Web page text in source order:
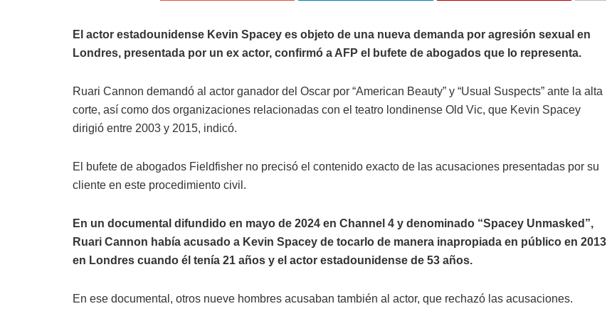
El actor estadounidense Kevin Spacey es objeto de una nueva demanda por agresión sexual en
Londres, presentada por un ex actor, confirmó a AFP el bufete de abogados que lo representa.
Ruari Cannon demandó al actor ganador del Oscar por “American Beauty” y “Usual Suspects” ante la alta
corte, así como dos organizaciones relacionadas con el teatro londinense Old Vic, que Kevin Spacey
dirigió entre 2003 y 2015, indicó.
El bufete de abogados Fieldfisher no precisó el contenido exacto de las acusaciones presentadas por su
cliente en este procedimiento civil.
En un documental difundido en mayo de 2024 en Channel 4 y denominado “Spacey Unmasked”,
Ruari Cannon había acusado a Kevin Spacey de tocarlo de manera inapropiada en público en 2013
en Londres cuando él tenía 21 años y el actor estadounidense de 53 años.
En ese documental, otros nueve hombres acusaban también al actor, que rechazó las acusaciones.